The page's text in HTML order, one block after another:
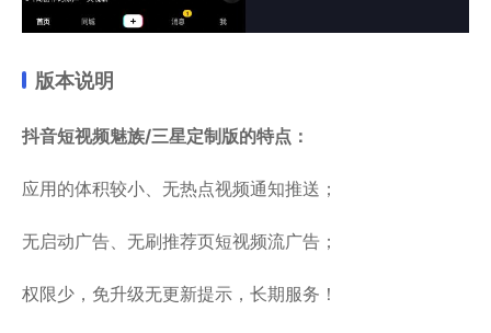
版本说明
抖音短视频魅族/三星定制版的特点：
应用的体积较小、无热点视频通知推送；
无启动广告、无刷推荐页短视频流广告；
权限少，免升级无更新提示，长期服务！